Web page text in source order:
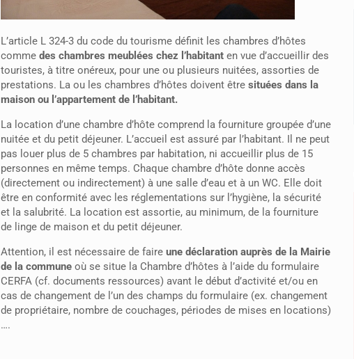
L’article L 324-3 du code du tourisme définit les chambres d’hôtes
comme des chambres meublées chez l’habitanten vue d’accueillir des
touristes, à titre onéreux, pour une ou plusieurs nuitées, assorties de
prestations. La ou les chambres d’hôtes doivent être situées dans la
maison ou l’appartement de l’habitant.
La location d’une chambre d’hôte comprend la fourniture groupée d’une
nuitée et du petit déjeuner. L’accueil est assuré par l’habitant. Il ne peut
pas louer plus de 5 chambres par habitation, ni accueillir plus de 15
personnes en même temps. Chaque chambre d’hôte donne accès
(directement ou indirectement) à une salle d’eau et à un WC. Elle doit
être en conformité avec les réglementations sur l’hygiène, la sécurité
et la salubrité. La location est assortie, au minimum, de la fourniture
de linge de maison et du petit déjeuner.
Attention, il est nécessaire de faire une déclaration auprès de la Mairie
de la communeoù se situe la Chambre d’hôtes à l’aide du formulaire
CERFA (cf. documents ressources) avant le début d’activité et/ou en
cas de changement de l’un des champs du formulaire (ex. changement
de propriétaire, nombre de couchages, périodes de mises en locations)
….